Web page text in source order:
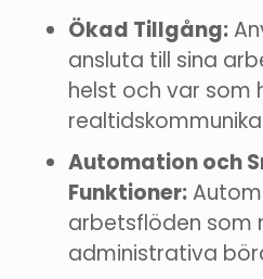
Ökad Tillgång:
ansluta till sina
helst och var som
Automation och
Funktioner:
arbetsflöden som
administrativa